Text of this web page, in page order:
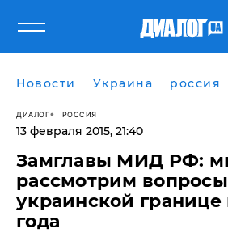
Новости Украина россия
ДИАЛОГ РОССИЯ
13 февраля 2015, 21:40
Замглавы МИД РФ:
рассмотрим
украинской границе
года